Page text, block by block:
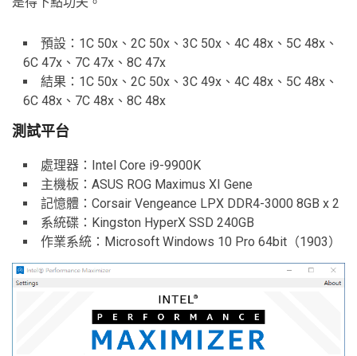
預設：1C 50x、2C 50x、3C 50x、4C 48x、5C 48x、
6C 47x、7C 47x、8C 47x
結果：1C 50x、2C 50x、3C 49x、4C 48x、5C 48x、
6C 48x、7C 48x、8C 48x
測試平台
處理器：Intel Core i9-9900K
主機板：ASUS ROG Maximus XI Gene
記憶體：Corsair Vengeance LPX DDR4-3000 8GB x 2
系統碟：Kingston HyperX SSD 240GB
作業系統：Microsoft Windows 10 Pro 64bit（1903）